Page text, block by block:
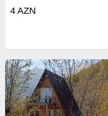
boya, sulu boya, oboy və digər
4 AZN